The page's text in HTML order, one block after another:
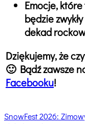
Emocje,
będzie
dekad
Dziękujemy, że
🙂 Bądź zawsze
Facebooku!
Nawigacja
SnowFest 2026: